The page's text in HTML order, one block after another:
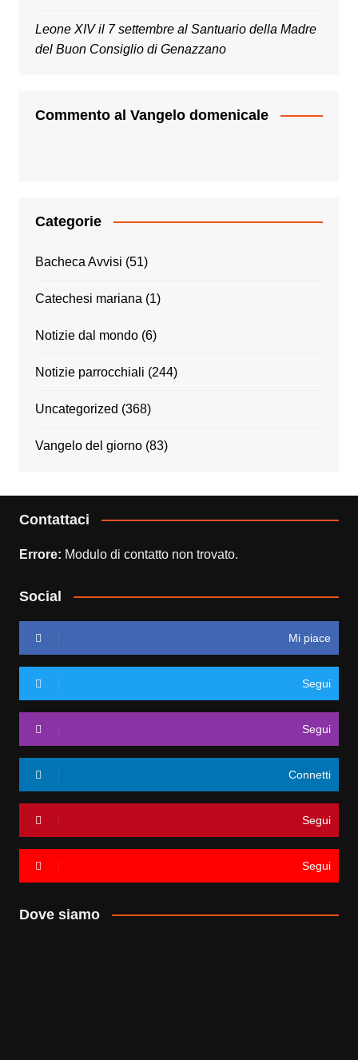
Leone XIV il 7 settembre al Santuario della Madre
del Buon Consiglio di Genazzano
Commento al Vangelo domenicale
Categorie
Bacheca Avvisi (51)
Catechesi mariana (1)
Notizie dal mondo(6)
Notizie parrocchiali (244)
Uncategorized (368)
Vangelo del giorno(83)
Contattaci
Errore: Modulo di contatto non trovato.
Social
Mi piace
Segui
Segui
Connetti
Segui
Segui
Dove siamo